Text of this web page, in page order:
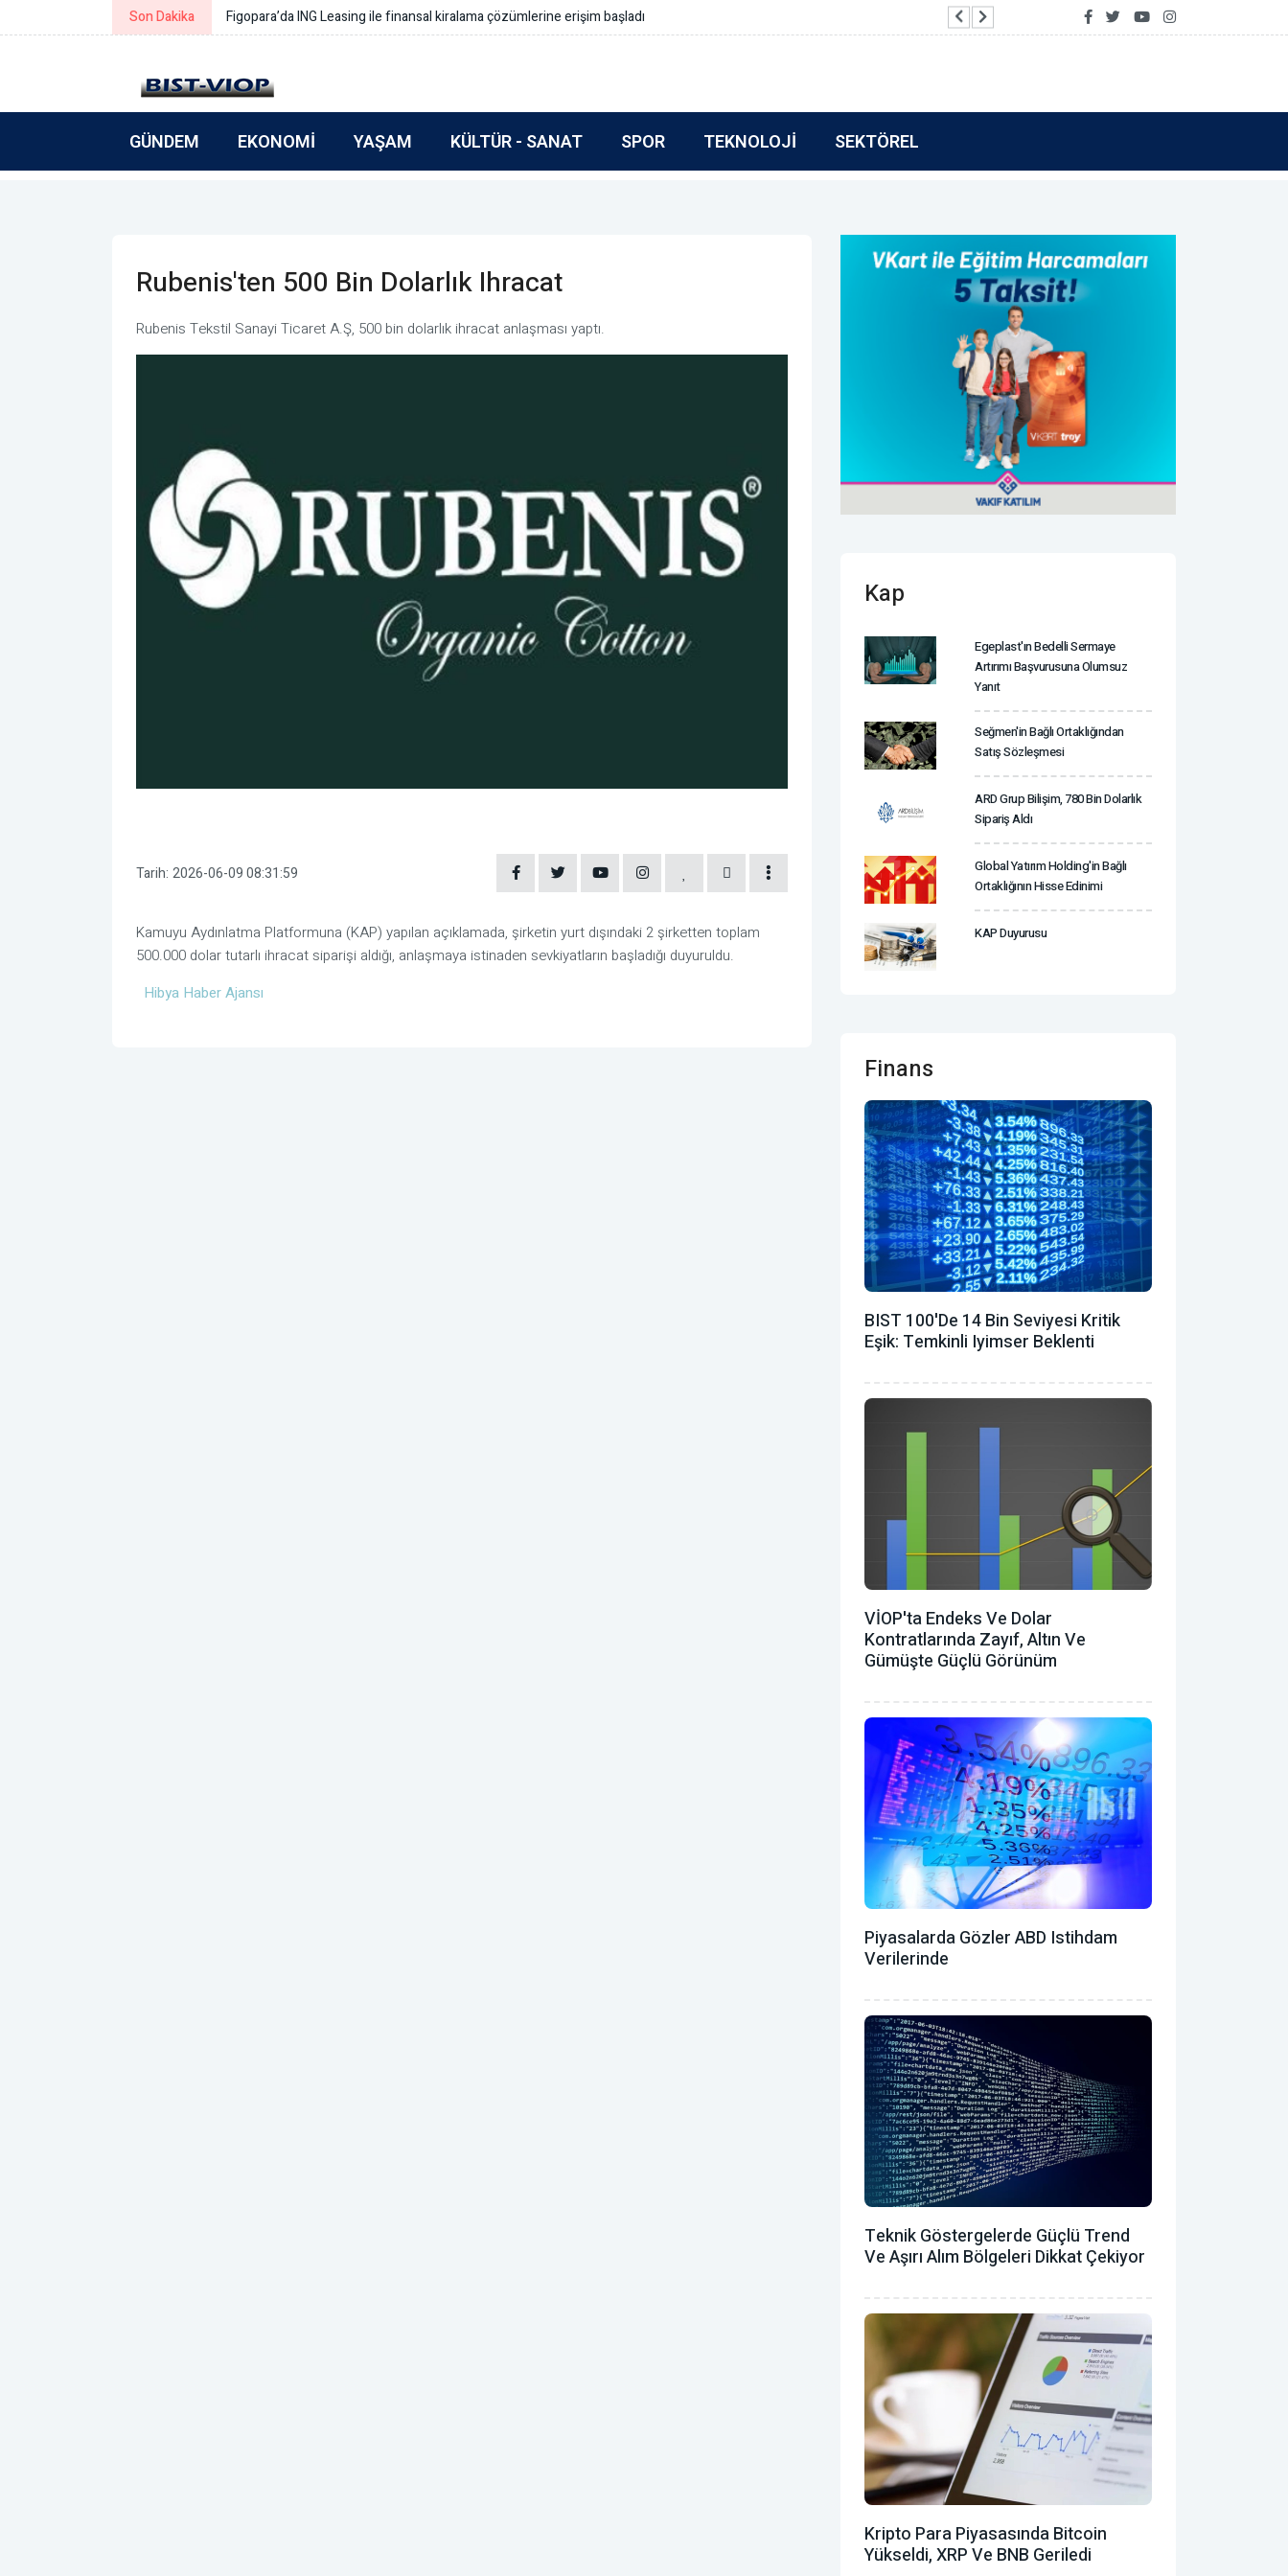
Son Dakika
erişim başladı Simeonov: Yeni bütçe gerçek reformlar içermeli
GÜNDEM EKONOMI YAŞAM KÜLTÜR - SANAT SPOR TEKNOLOJI SEKTÖREL
Rubenis'ten 500 Bin Dolarlık Ihracat
Rubenis Tekstil Sanayi Ticaret A.Ş, 500 bin dolarlık ihracat anlaşması yaptı.
Tarih: 2026-06-09 08:31:59
Kamuyu Aydınlatma Platformuna (KAP) yapılan açıklamada, şirketin yurt dışındaki 2 şirketten toplam
500.000 dolar tutarlı ihracat siparişi aldığı, anlaşmaya istinaden sevkiyatların başladığı duyuruldu.
Hibya Haber Ajansı
Kap
Egeplast'ın Bedelli Sermaye
Artırımı Başvurusuna Olumsuz
Yanıt
Seğmen'in Bağlı Ortaklığından
Satış Sözleşmesi
ARD Grup Bilişim, 780 Bin Dolarlık
Sipariş Aldı
Global Yatırım Holding'in Bağlı
Ortaklığının Hisse Edinimi
KAP Duyurusu
Finans
BIST 100'de 14 Bin Seviyesi Kritik
Eşik: Temkinli Iyimser Beklenti
VİOP'ta Endeks Ve Dolar
Kontratlarında Zayıf, Altın Ve
Gümüşte Güçlü Görünüm
Piyasalarda Gözler ABD Istihdam
Verilerinde
Teknik Göstergelerde Güçlü Trend
Ve Aşırı Alım Bölgeleri Dikkat Çekiyor
Kripto Para Piyasasında Bitcoin
Yükseldi, XRP Ve BNB Geriledi